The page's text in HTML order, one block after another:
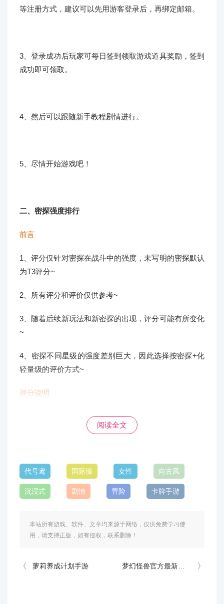
等注册方式，建议可以先用游客登录后，再绑定邮箱。
3、登录成功后玩家可每日签到领取游戏道具奖励，签到
成功即可领取。
4、然后可以跟随新手教程剧情进行。
5、尽情开始游戏吧！
二、密探强度排行
前言
1、评分仅针对密探在战斗中的强度，未写明的密探默认
为T3评分~
2、所有评分和评价仅供参考~
3、随着后续新玩法和新密探的出现，评分可能有所变化
~
4、密探不同星级的强度差别巨大，因此选择按密探+化
轻量级的评价方式~
评分说明
T1：比较强力
T2：特定环境有用
三、兰台2-30怎么过？
阅读全文
代号鸢 国际服 女性 向古风
沉浸式 剧情 冒险 卡牌手游
本站所有游戏、软件、文章均来源于网络，仅供免费学习使
用，请支持正版，如有侵权，联系删除！
萝莉养成计划手游 梦幻怪兽官方最新正版